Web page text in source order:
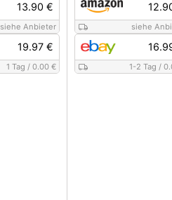
13.90 €
siehe Anbieter
19.97 €
1 Tag / 0.00 €
siehe
1-2 Tag /